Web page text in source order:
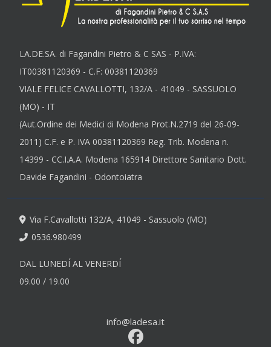
LA.DE.SA. di Fagandini Pietro & C SAS - P.IVA:
IT00381120369 - C.F: 00381120369
VIALE FELICE CAVALLOTTI, 132/A - 41049 - SASSUOLO
(MO) - IT
(Aut.Ordine dei Medici di Modena Prot.N.2719 del 26-09-
2011) C.F. e P. IVA 00381120369 Reg. Trib. Modena n.
14399 - CC.I.A.A. Modena 165914 Direttore Sanitario Dott.
Davide Fagandini - Odontoiatra
Via F.Cavallotti 132/A, 41049 - Sassuolo (MO)
0536.980499
DAL LUNEDÍ AL VENERDÍ
09.00 / 19.00
info@ladesa.it